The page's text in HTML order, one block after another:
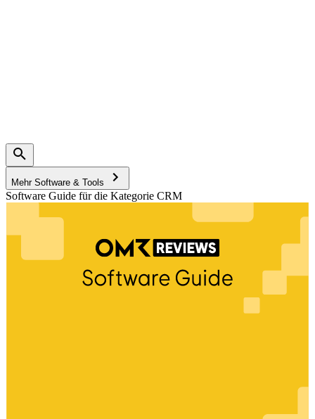
Mehr Software & Tools
Software Guide für die Kategorie CRM